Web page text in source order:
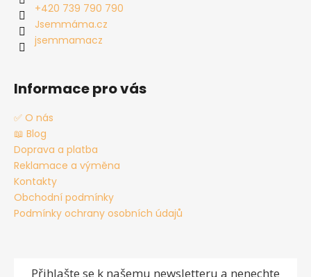
+420 739 790 790
Jsemmáma.cz
jsemmamacz
Informace pro vás
✅ O nás
📖 Blog
Doprava a platba
Reklamace a výměna
Kontakty
Obchodní podmínky
Podmínky ochrany osobních údajů
Přihlašte se k našemu newsletteru a nenechte